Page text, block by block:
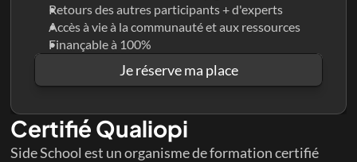
Retours des autres participants + d'experts
Accès à vie à la communauté et aux ressources
Finançable à 100%
Je réserve ma place
Certifié Qualiopi
Side School est un organisme de formation certifié